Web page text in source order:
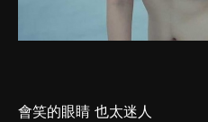
會笑的眼睛 也太迷人